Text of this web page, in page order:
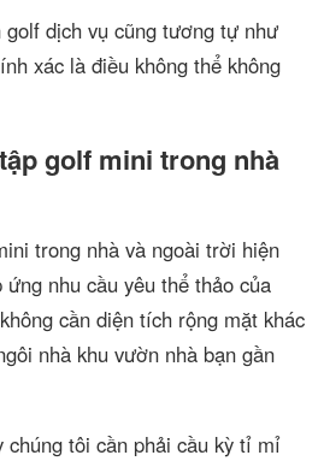
dịch vụ cũng tương tự như
xác là điều không thể không
golf mini trong nhà
trong nhà và ngoài trời hiện
nhu cầu yêu thể thảo của
cần diện tích rộng mặt khác
nhà khu vườn nhà bạn gần
chúng tôi cần phải cầu kỳ tỉ mỉ